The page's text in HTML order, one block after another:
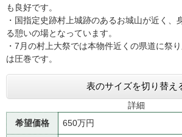
も良好です。
・国指定史跡村上城跡のあるお城山が近く、
る憩いの場となっています。
・7月の村上大祭では本物件近くの県道に祭
は圧巻です。
表のサイズを切り替え
詳細
希望価格
650万円